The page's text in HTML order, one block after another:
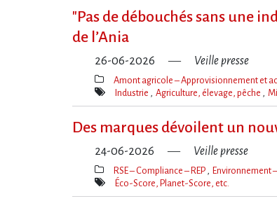
"Pas de débouchés sans une
de l​‌’Ania
26-06-2026 Veille presse
Thèmes(s)
Amont agricole – Approvisionnement et
Mot(s)-
Industrie Agriculture, élevage, pêche
Des marques dévoilent un
24-06-2026 Veille presse
Thèmes(s)
RSE – Compliance – REP Environnement
Mot(s)-
Éco-Score, Planet-Score, etc.